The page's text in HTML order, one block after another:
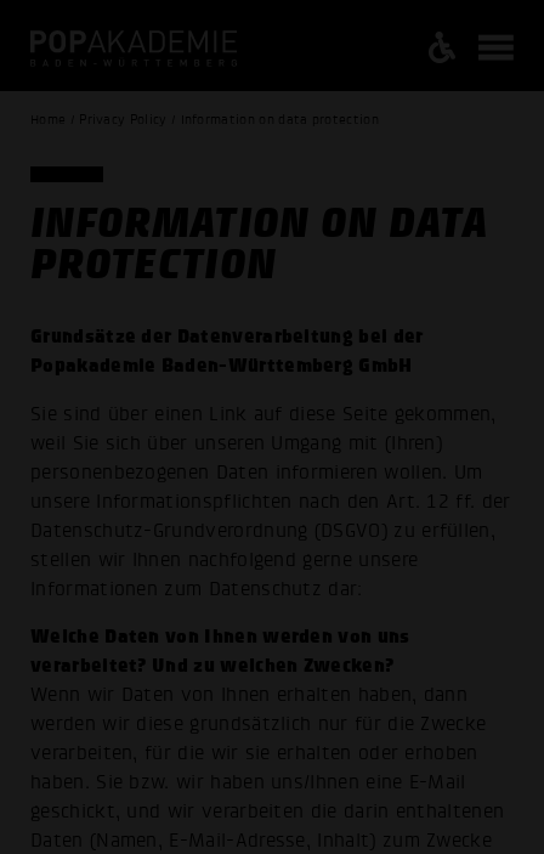
Home / Privacy Policy / Information on data protection
INFORMATION ON DATA
PROTECTION
Grundsätze der Datenverarbeitung bei der
Popakademie Baden-Württemberg GmbH
Sie sind über einen Link auf diese Seite gekommen,
weil Sie sich über unseren Umgang mit (Ihren)
personenbezogenen Daten informieren wollen. Um
unsere Informationspflichten nach den Art. 12 ff. der
Datenschutz-Grundverordnung (DSGVO) zu erfüllen,
stellen wir Ihnen nachfolgend gerne unsere
Informationen zum Datenschutz dar:
Welche Daten von Ihnen werden von uns
verarbeitet? Und zu welchen Zwecken?
Wenn wir Daten von Ihnen erhalten haben, dann
werden wir diese grundsätzlich nur für die Zwecke
verarbeiten, für die wir sie erhalten oder erhoben
haben. Sie bzw. wir haben uns/Ihnen eine E-Mail
geschickt, und wir verarbeiten die darin enthaltenen
Daten (Namen, E-Mail-Adresse, Inhalt) zum Zwecke